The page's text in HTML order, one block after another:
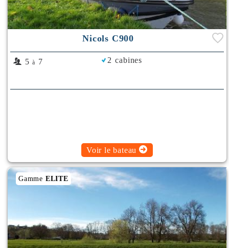
Nicols C900
5 à 7 2 cabines
Voir le bateau
Gamme ELITE